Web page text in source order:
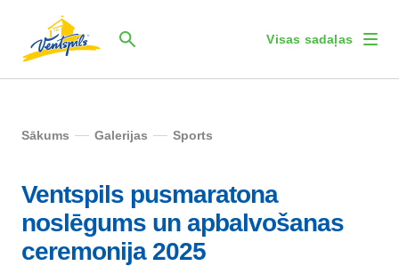
Visas sadaļas
Sākums Galerijas Sports
Ventspils pusmaratona
noslēgums un apbalvošanas
ceremonija 2025